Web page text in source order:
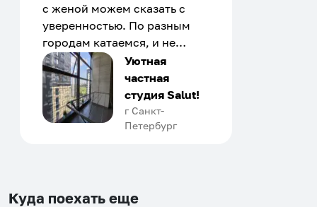
с женой можем сказать с
уверенностью. По разным
городам катаемся, и не
только в России. Сервис на
отличном уровне. Хозяин
апартаментов доброй души
человек, всегда можно
договориться, подскажет
приезжать еще...
Уютная
частная
студия Salut!
г Санкт-
Петербург
Куда поехать еще